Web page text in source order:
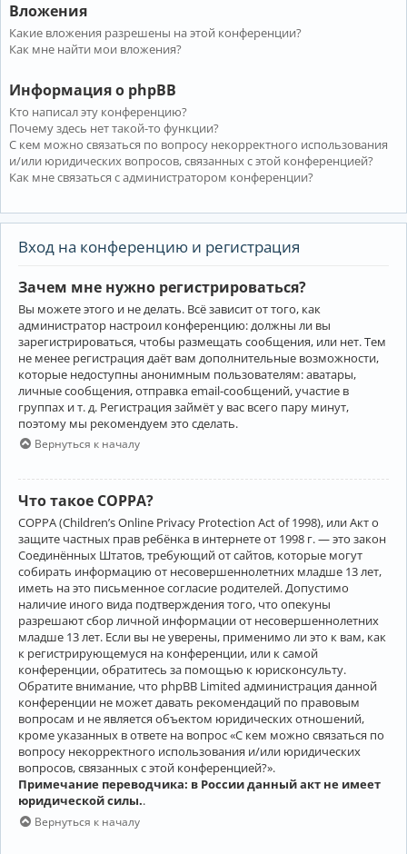
Вложения
Какие вложения разрешены на этой конференции?
Как мне найти мои вложения?
Информация о phpBB
Кто написал эту конференцию?
Почему здесь нет такой-то функции?
С кем можно связаться по вопросу некорректного использования
и/или юридических вопросов, связанных с этой конференцией?
Как мне связаться с администратором конференции?
Вход на конференцию и регистрация
Зачем мне нужно регистрироваться?
Вы можете этого и не делать. Всё зависит от того, как
администратор настроил конференцию: должны ли вы
зарегистрироваться, чтобы размещать сообщения, или нет. Тем
не менее регистрация даёт вам дополнительные возможности,
которые недоступны анонимным пользователям: аватары,
личные сообщения, отправка email-сообщений, участие в
группах и т. д. Регистрация займёт у вас всего пару минут,
поэтому мы рекомендуем это сделать.
Вернуться к началу
Что такое COPPA?
COPPA (Children’s Online Privacy Protection Act of 1998), или Акт о
защите частных прав ребёнка в интернете от 1998 г. — это закон
Соединённых Штатов, требующий от сайтов, которые могут
собирать информацию от несовершеннолетних младше 13 лет,
иметь на это письменное согласие родителей. Допустимо
наличие иного вида подтверждения того, что опекуны
разрешают сбор личной информации от несовершеннолетних
младше 13 лет. Если вы не уверены, применимо ли это к вам, как
к регистрирующемуся на конференции, или к самой
конференции, обратитесь за помощью к юрисконсульту.
Обратите внимание, что phpBB Limited администрация данной
конференции не может давать рекомендаций по правовым
вопросам и не является объектом юридических отношений,
кроме указанных в ответе на вопрос «С кем можно связаться по
вопросу некорректного использования и/или юридических
вопросов, связанных с этой конференцией?».
Примечание переводчика: в России данный акт не имеет
юридической силы..
Вернуться к началу